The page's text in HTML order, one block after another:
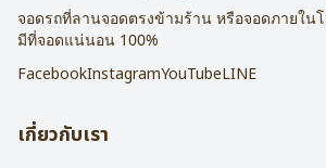
จอดรถที่ลานจอดตรงข้ามร้าน หรือจอดภายใน
มีที่จอดแน่นอน 100%
FacebookInstagramYouTubeLINE
เกี่ยวกับเรา